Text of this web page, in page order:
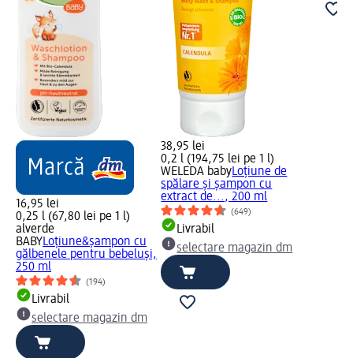
16,95 lei
0,25 l (67,80 lei pe 1 l)
alverde
BABYLoțiune&șampon cu
gălbenele pentru bebeluși,
250 ml
(194)
Livrabil
selectare magazin dm
38,95 lei
0,2 l (194,75 lei pe 1 l)
WELEDA babyLoțiune de
spălare și șampon cu
extract de..., 200 ml
(649)
Livrabil
selectare magazin dm